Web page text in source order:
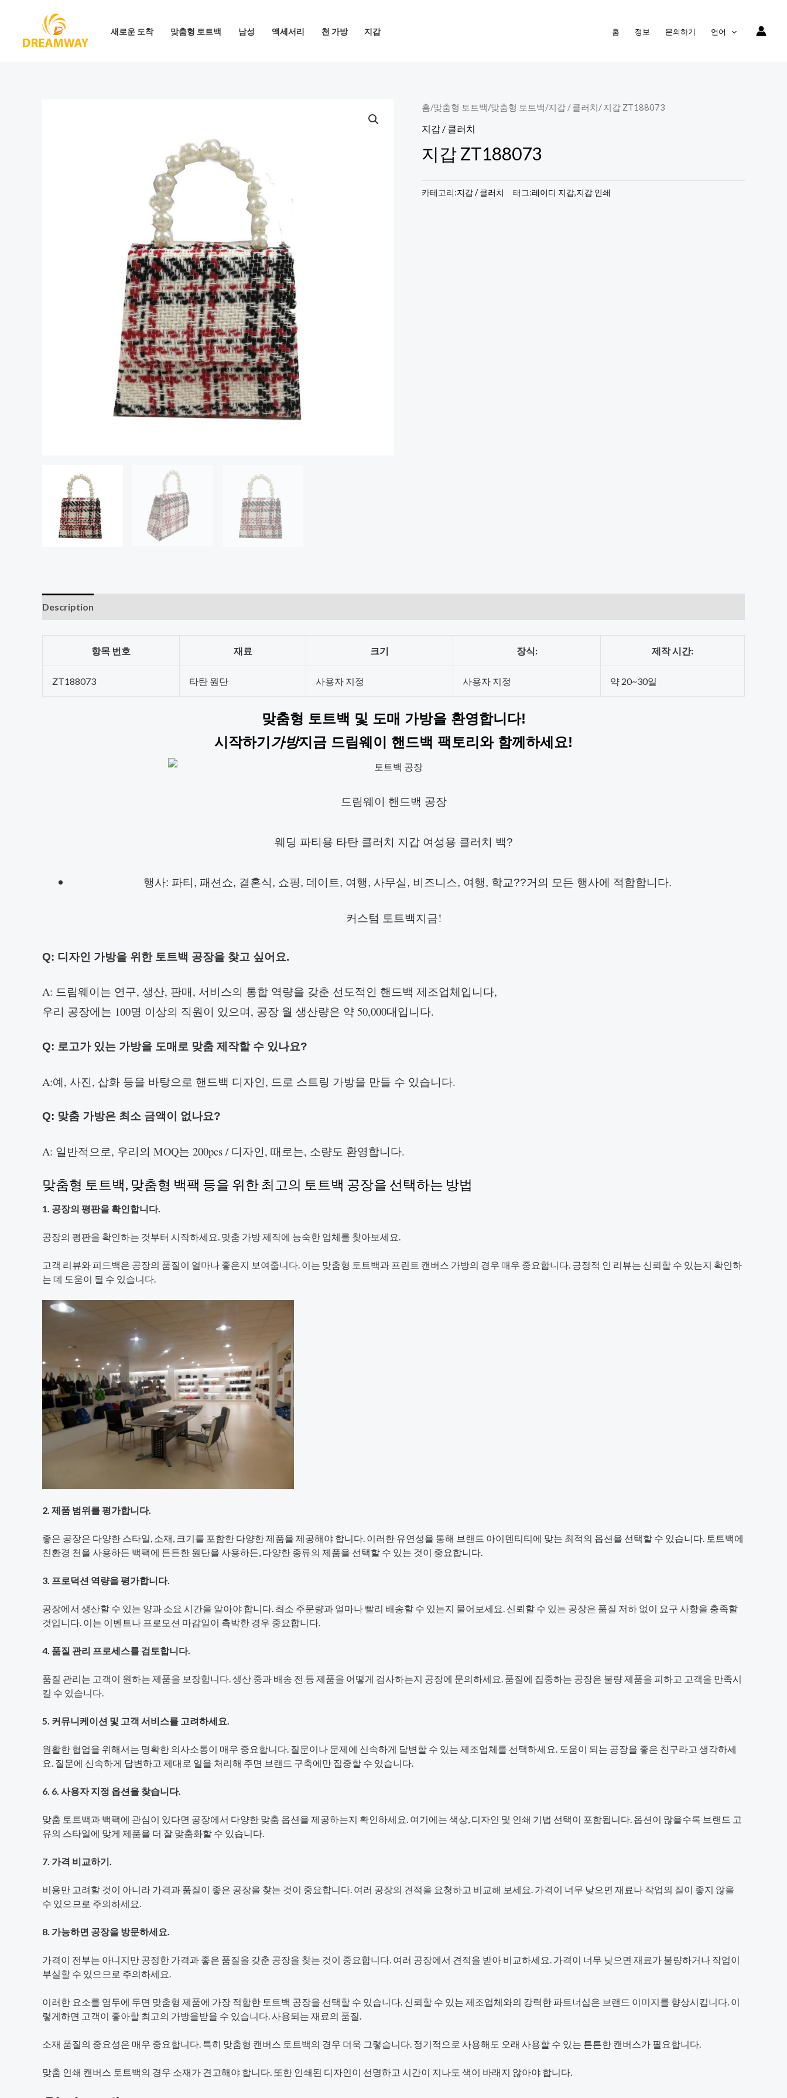
새로운 도착 맞춤형 토트백 남성 액세서리 천 가방 지갑 홈 정보 문의하기 언어
홈/맞춤형 토트백/맞춤형 토트백/지갑 / 클러치/ 지갑 ZT188073
지갑 / 클러치
지갑 ZT188073
카테고리:지갑 / 클러치 태그:레이디 지갑,지갑 인쇄
Description
항목 번호 재료 크기 장식: 제작 시간:
ZT188073 타탄 원단 사용자 지정 사용자 지정 약 20~30일
맞춤형 토트백 및 도매 가방을 환영합니다!
시작하기 가방지금 드림웨이 핸드백 팩토리와 함께하세요!
드림웨이 핸드백 공장
웨딩 파티용 타탄 클러치 지갑 여성용 클러치 백?
행사: 파티, 패션쇼, 결혼식, 쇼핑, 데이트, 여행, 사무실, 비즈니스, 여행, 학교??거의 모든 행사에 적합합니다.
커스텀 토트백지금!
Q: 디자인 가방을 위한 토트백 공장을 찾고 싶어요.
A: 드림웨이는 연구, 생산, 판매, 서비스의 통합 역량을 갖춘 선도적인 핸드백 제조업체입니다,
우리 공장에는 100명 이상의 직원이 있으며, 공장 월 생산량은 약 50,000대입니다.
Q: 로고가 있는 가방을 도매로 맞춤 제작할 수 있나요?
A:예, 사진, 삽화 등을 바탕으로 핸드백 디자인, 드로 스트링 가방을 만들 수 있습니다.
Q: 맞춤 가방은 최소 금액이 없나요?
A: 일반적으로, 우리의 MOQ는 200pcs / 디자인, 때로는, 소량도 환영합니다.
맞춤형 토트백, 맞춤형 백팩 등을 위한 최고의 토트백 공장을 선택하는 방법
1. 공장의 평판을 확인합니다.
공장의 평판을 확인하는 것부터 시작하세요. 맞춤 가방 제작에 능숙한 업체를 찾아보세요.
고객 리뷰와 피드백은 공장의 품질이 얼마나 좋은지 보여줍니다. 이는 맞춤형 토트백과 프린트 캔버스 가방의 경우 매우 중요합니다. 긍정적 인 리뷰는 신뢰할 수 있는지 확인하
는 데 도움이 될 수 있습니다.
2. 제품 범위를 평가합니다.
좋은 공장은 다양한 스타일, 소재, 크기를 포함한 다양한 제품을 제공해야 합니다. 이러한 유연성을 통해 브랜드 아이덴티티에 맞는 최적의 옵션을 선택할 수 있습니다. 토트백에
친환경 천을 사용하든 백팩에 튼튼한 원단을 사용하든, 다양한 종류의 제품을 선택할 수 있는 것이 중요합니다.
3. 프로덕션 역량을 평가합니다.
공장에서 생산할 수 있는 양과 소요 시간을 알아야 합니다. 최소 주문량과 얼마나 빨리 배송할 수 있는지 물어보세요. 신뢰할 수 있는 공장은 품질 저하 없이 요구 사항을 충족할
것입니다. 이는 이벤트나 프로모션 마감일이 촉박한 경우 중요합니다.
4. 품질 관리 프로세스를 검토합니다.
품질 관리는 고객이 원하는 제품을 보장합니다. 생산 중과 배송 전 등 제품을 어떻게 검사하는지 공장에 문의하세요. 품질에 집중하는 공장은 불량 제품을 피하고 고객을 만족시
킬 수 있습니다.
5. 커뮤니케이션 및 고객 서비스를 고려하세요.
원활한 협업을 위해서는 명확한 의사소통이 매우 중요합니다. 질문이나 문제에 신속하게 답변할 수 있는 제조업체를 선택하세요. 도움이 되는 공장을 좋은 친구라고 생각하세
요. 질문에 신속하게 답변하고 제대로 일을 처리해 주면 브랜드 구축에만 집중할 수 있습니다.
6. 6. 사용자 지정 옵션을 찾습니다.
맞춤 토트백과 백팩에 관심이 있다면 공장에서 다양한 맞춤 옵션을 제공하는지 확인하세요. 여기에는 색상, 디자인 및 인쇄 기법 선택이 포함됩니다. 옵션이 많을수록 브랜드 고
유의 스타일에 맞게 제품을 더 잘 맞춤화할 수 있습니다.
7. 가격 비교하기.
비용만 고려할 것이 아니라 가격과 품질이 좋은 공장을 찾는 것이 중요합니다. 여러 공장의 견적을 요청하고 비교해 보세요. 가격이 너무 낮으면 재료나 작업의 질이 좋지 않을
수 있으므로 주의하세요.
8. 가능하면 공장을 방문하세요.
가격이 전부는 아니지만 공정한 가격과 좋은 품질을 갖춘 공장을 찾는 것이 중요합니다. 여러 공장에서 견적을 받아 비교하세요. 가격이 너무 낮으면 재료가 불량하거나 작업이
부실할 수 있으므로 주의하세요.
이러한 요소를 염두에 두면 맞춤형 제품에 가장 적합한 토트백 공장을 선택할 수 있습니다. 신뢰할 수 있는 제조업체와의 강력한 파트너십은 브랜드 이미지를 향상시킵니다. 이
렇게하면 고객이 좋아할 최고의 가방을받을 수 있습니다. 사용되는 재료의 품질.
소재 품질의 중요성은 매우 중요합니다. 특히 맞춤형 캔버스 토트백의 경우 더욱 그렇습니다. 정기적으로 사용해도 오래 사용할 수 있는 튼튼한 캔버스가 필요합니다.
맞춤 인쇄 캔버스 토트백의 경우 소재가 견고해야 합니다. 또한 인쇄된 디자인이 선명하고 시간이 지나도 색이 바래지 않아야 합니다.